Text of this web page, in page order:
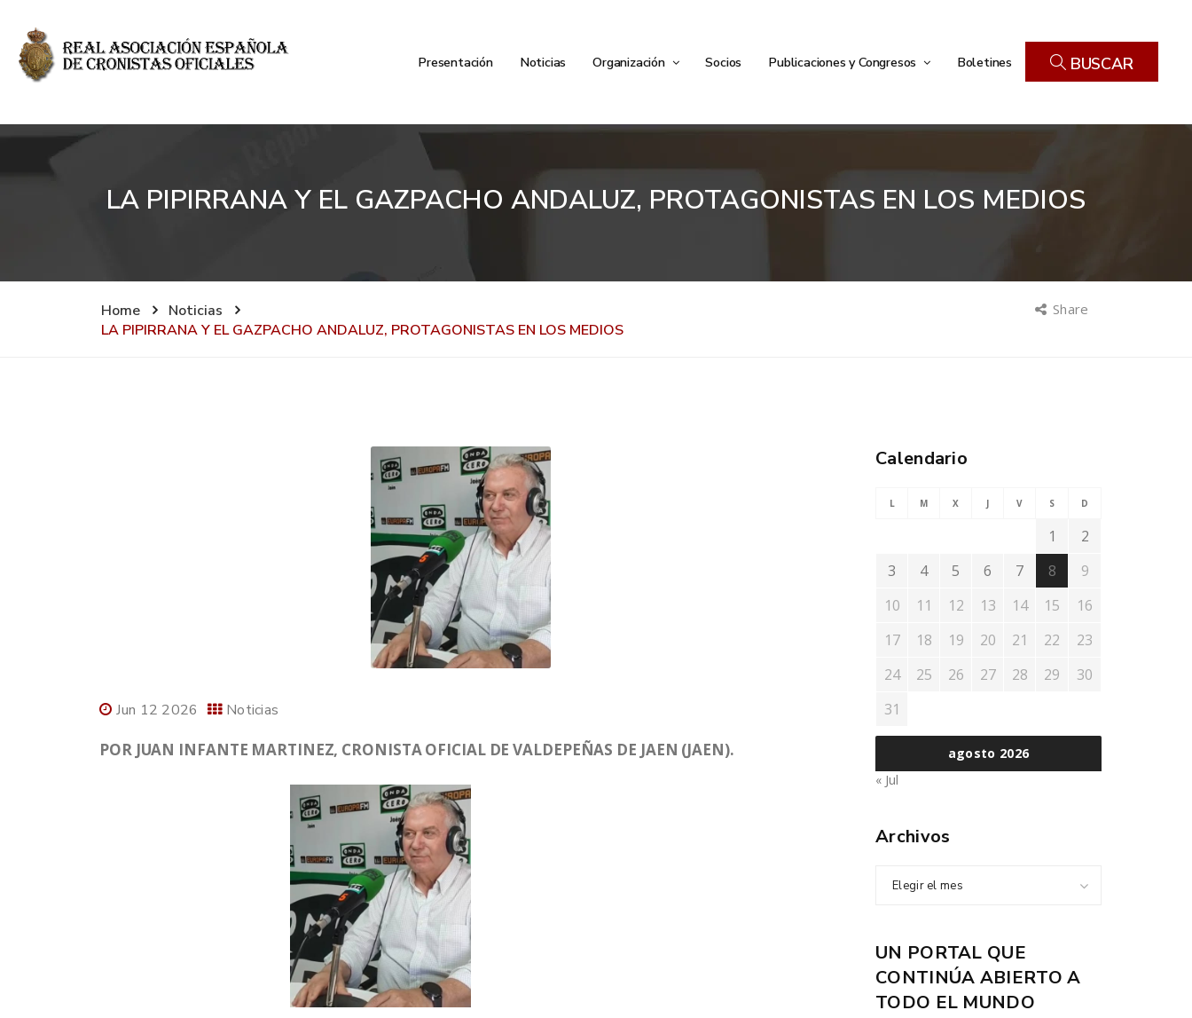
Presentación Noticias Organización Socios Publicaciones y Congresos Boletines BUSCAR
LA PIPIRRANA Y EL GAZPACHO ANDALUZ, PROTAGONISTAS EN LOS MEDIOS
Home
Noticias
LA PIPIRRANA Y EL GAZPACHO ANDALUZ, PROTAGONISTAS EN LOS MEDIOS
Share
Jun 12 2026 Noticias
POR JUAN INFANTE MARTINEZ, CRONISTA OFICIAL DE VALDEPEÑAS DE JAEN (JAEN).
Calendario
agosto 2026
L M X J V S D
1
2
3
4 5 6 7 8
9
10
11 12 13 14 15
16
17
18 19 20 21 22
23
24
25 26 27 28 29
30
31
« Jul
Archivos
Elegir el mes
UN PORTAL QUE
CONTINÚA ABIERTO A
TODO EL MUNDO